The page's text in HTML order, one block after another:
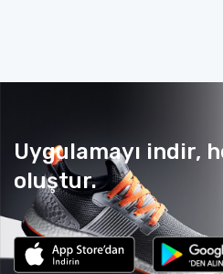
Uygulamayı indir,
oluştur.